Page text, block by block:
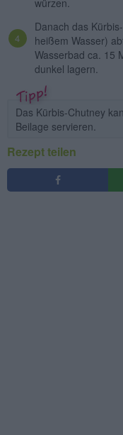
würzen.
Danach das
heißem Wasser)
Wasserbad ca. 15
dunkel lagern.
Das Kürbis-Chutney
Beilage servieren.
Rezept teilen